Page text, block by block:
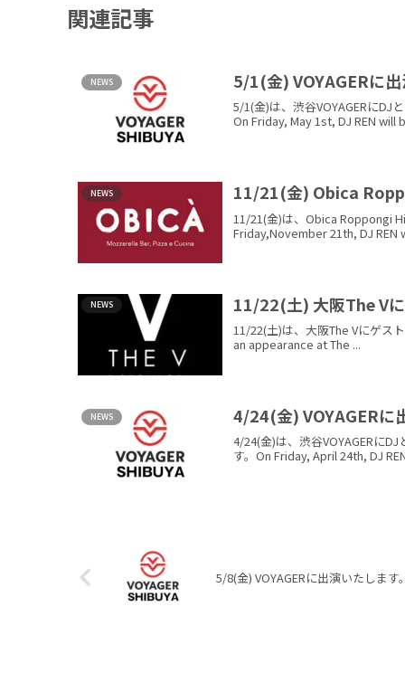
関連記事
NEWS 5/1(金) VOYAGERに出
5/1(金)は、渋谷VOYAGERにDJ
On Friday, May 1st, DJ REN will
NEWS 11/21(金) Obica
11/21(金)は、Obica Roppongi
Friday,November 21th, DJ REN
NEWS 11/22(土) 大阪The Vに
11/22(土)は、大阪The Vにゲス
an appearance at The ...
NEWS 4/24(金) VOYAGERに
4/24(金)は、渋谷VOYAGERに
す。On Friday, April 24th, DJ
5/8(金) VOYAGERに出演いたします。